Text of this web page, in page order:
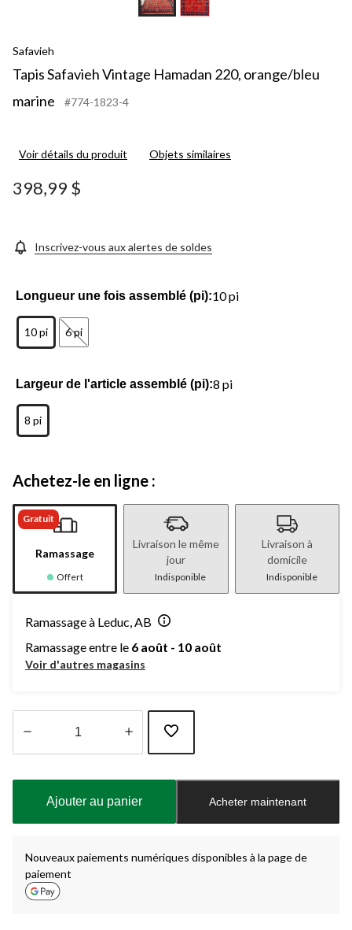
Safavieh
Tapis Safavieh Vintage Hamadan 220, orange/bleu
marine
#774-1823-4
Voir détails du produit Objets similaires
398,99 $
Inscrivez-vous aux alertes de soldes
Longueur une fois assemblé (pi):10 pi
10 pi 6 pi
Largeur de l'article assemblé (pi):8 pi
8 pi
Achetez-le en ligne :
Gratuit
Ramassage
Offert
Livraison le même
jour
Indisponible
Livraison à
domicile
Indisponible
Ramassage à Leduc, AB
Ramassage entre le 6 août - 10 août
Voir d'autres magasins
à
Ajouter au panier Acheter maintenant
Nouveaux paiements numériques disponibles à la page de
paiement